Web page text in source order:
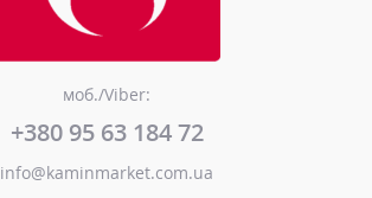
моб./Viber:
+380 95 63 184 72
info@kaminmarket.com.ua